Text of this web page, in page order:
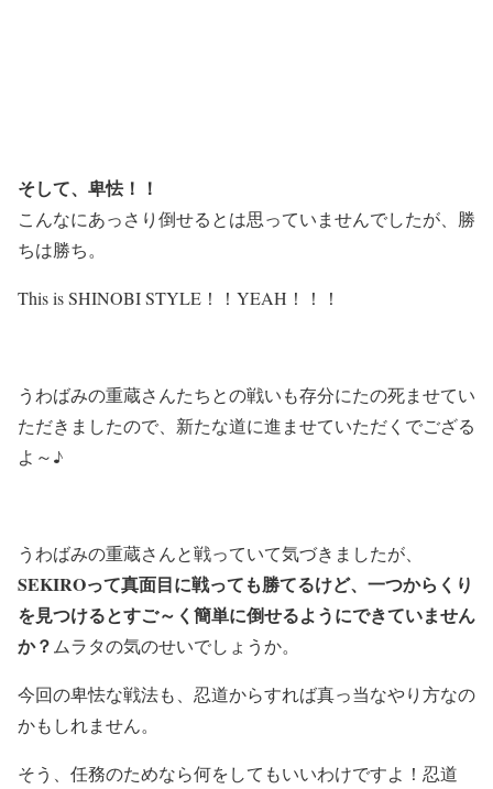
そして、卑怯！！
こんなにあっさり倒せるとは思っていませんでしたが、勝
ちは勝ち。
This is SHINOBI STYLE！！YEAH！！！
うわばみの重蔵さんたちとの戦いも存分にたの死ませてい
ただきましたので、新たな道に進ませていただくでござる
よ～♪
うわばみの重蔵さんと戦っていて気づきましたが、
SEKIROって真面目に戦っても勝てるけど、一つからくり
を見つけるとすご～く簡単に倒せるようにできていません
か？ ムラタの気のせいでしょうか。
今回の卑怯な戦法も、忍道からすれば真っ当なやり方なの
かもしれません。
そう、任務のためなら何をしてもいいわけですよ！忍道